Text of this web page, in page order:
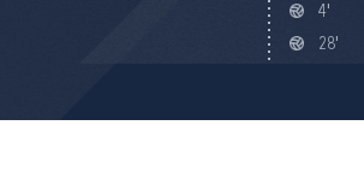
4'
28'